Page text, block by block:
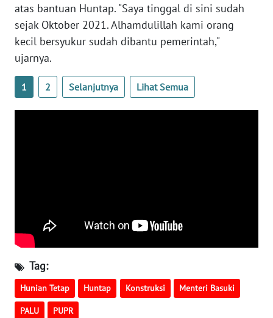
atas bantuan Huntap. "Saya tinggal di sini sudah
sejak Oktober 2021. Alhamdulillah kami orang
kecil bersyukur sudah dibantu pemerintah,"
ujarnya.
1 2 Selanjutnya Lihat Semua
Tag:
Hunian Tetap Huntap Konstruksi Menteri Basuki
PALU PUPR
INFO
IKLAN
TENTANG
KAMI
DISCLAIMER
Wahana
News
Regional